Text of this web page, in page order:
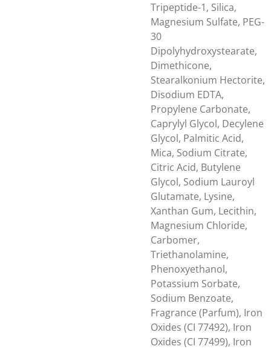
Tripeptide-1, Silica,
Magnesium Sulfate, PEG-
30
Dipolyhydroxystearate,
Dimethicone,
Stearalkonium Hectorite,
Disodium EDTA,
Propylene Carbonate,
Caprylyl Glycol, Decylene
Glycol, Palmitic Acid,
Mica, Sodium Citrate,
Citric Acid, Butylene
Glycol, Sodium Lauroyl
Glutamate, Lysine,
Xanthan Gum, Lecithin,
Magnesium Chloride,
Carbomer,
Triethanolamine,
Phenoxyethanol,
Potassium Sorbate,
Sodium Benzoate,
Fragrance (Parfum), Iron
Oxides (CI 77492), Iron
Oxides (CI 77499), Iron